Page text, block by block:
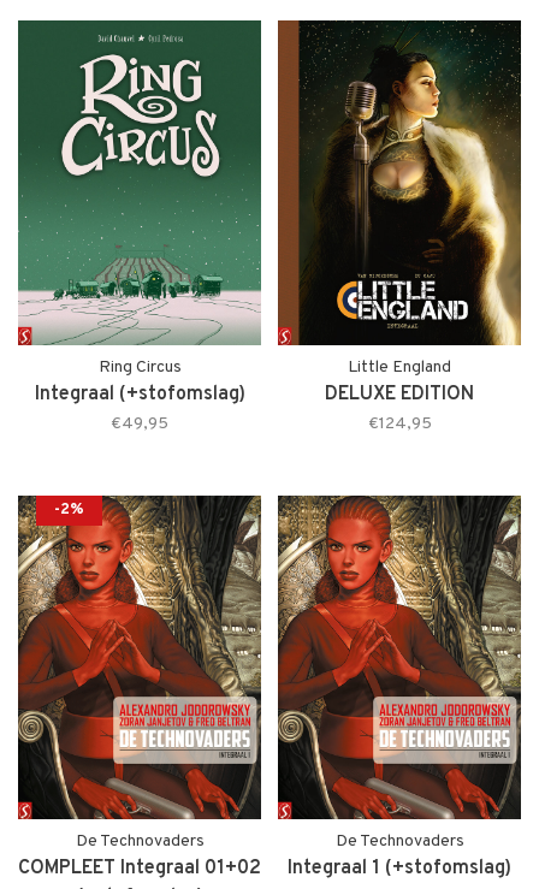
Ring Circus
Integraal (+stofomslag)
€49,95
Little England
DELUXE EDITION
€124,95
-2%
De Technovaders
COMPLEET Integraal 01+02
De Technovaders
Integraal 1 (+stofomslag)